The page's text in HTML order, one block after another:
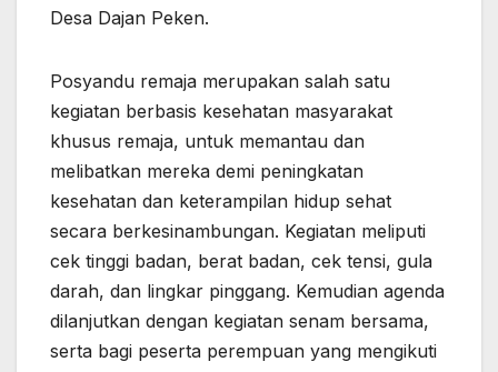
Desa Dajan Peken.
Posyandu remaja merupakan salah satu
kegiatan berbasis kesehatan masyarakat
khusus remaja, untuk memantau dan
melibatkan mereka demi peningkatan
kesehatan dan keterampilan hidup sehat
secara berkesinambungan. Kegiatan meliputi
cek tinggi badan, berat badan, cek tensi, gula
darah, dan lingkar pinggang. Kemudian agenda
dilanjutkan dengan kegiatan senam bersama,
serta bagi peserta perempuan yang mengikuti